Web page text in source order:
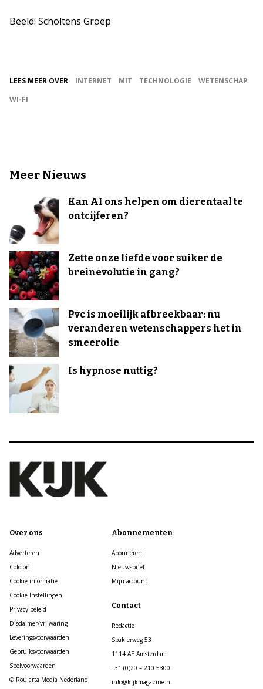
Beeld: Scholtens Groep
LEES MEER OVER INTERNET MIT TECHNOLOGIE
WETENSCHAP
WI-FI
Meer Nieuws
Kan AI ons helpen om dierentaal te
ontcijferen?
Zette onze liefde voor suiker de
breinevolutie in gang?
Pvc is moeilijk afbreekbaar: nu
veranderen wetenschappers het in
smeerolie
Is hypnose nuttig?
Over ons
Adverteren
Colofon
Cookie informatie
Cookie Instellingen
Privacy beleid
Disclaimer/vrijwaring
Leveringsvoorwaarden
Gebruiksvoorwaarden
Spelvoorwaarden
© Roularta Media Nederland
Abonnementen
Abonneren
Nieuwsbrief
Mijn account
Contact
Redactie
Spaklerweg 53
1114 AE Amsterdam
+31 (0)20 – 210 5300
info@kijkmagazine.nl